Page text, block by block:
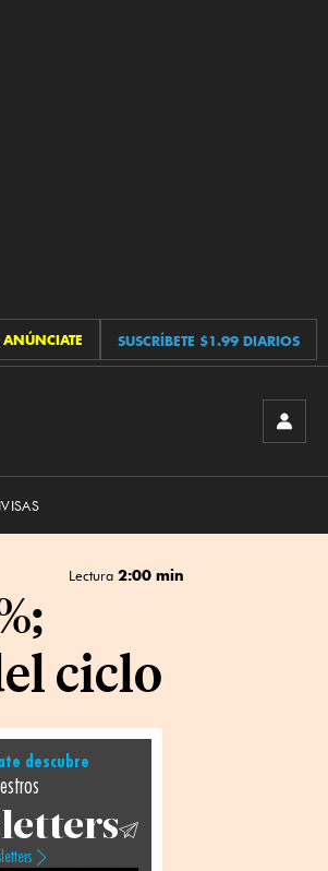
ANÚNCIATE SUSCRÍBETE $1.99 DIARIOS
Lectura 2:00 min
ciclo
descubre